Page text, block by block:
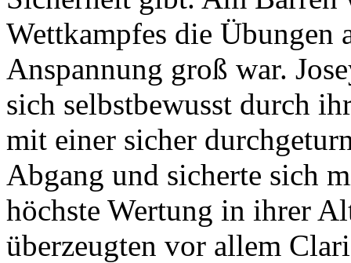
Wettkampfes die Übungen
Anspannung groß war.
sich selbstbewusst durch
mit einer sicher
Abgang und sicherte sich
höchste Wertung in ihrer
überzeugten vor allem